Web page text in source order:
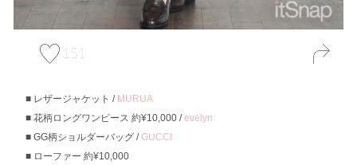
151
レザージャケット / MURUA
花柄ロングワンピース 約¥10,000 /evelyn
GG柄ショルダーバッグ /GUCCI
ローファー 約¥10,000